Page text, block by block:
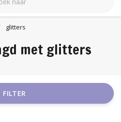
glitters
met glitters
FILTER